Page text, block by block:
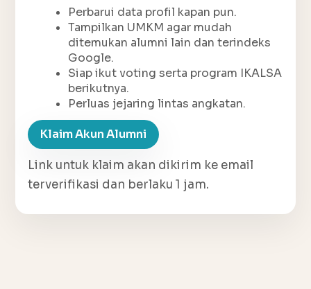
Perbarui data profil kapan pun.
Tampilkan UMKM agar mudah
ditemukan alumni lain dan terindeks
Google.
Siap ikut voting serta program IKALSA
berikutnya.
Perluas jejaring lintas angkatan.
Klaim Akun Alumni
Link untuk klaim akan dikirim ke email
terverifikasi dan berlaku 1 jam.